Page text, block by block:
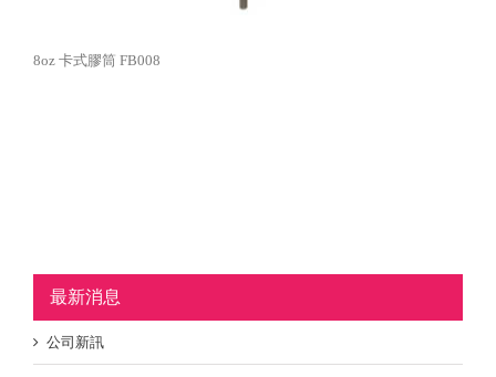
8oz 卡式膠筒 FB008
最新消息
公司新訊